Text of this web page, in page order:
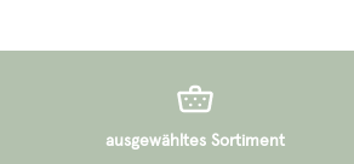
ausgewähltes Sortiment